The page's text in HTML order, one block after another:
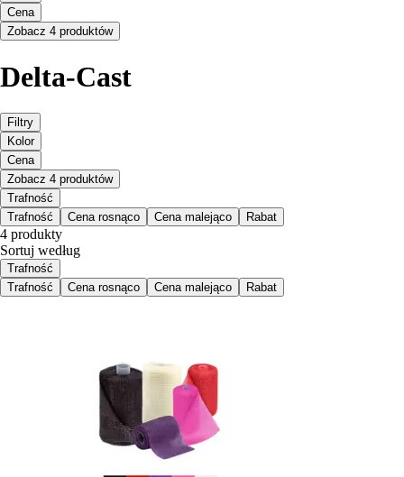
Cena
Zobacz 4 produktów
Delta-Cast
Filtry
Kolor
Cena
Zobacz 4 produktów
Trafność
Trafność
Cena rosnąco Cena malejąco Rabat
4 produkty
Sortuj według
Trafność
Trafność
Cena rosnąco Cena malejąco Rabat